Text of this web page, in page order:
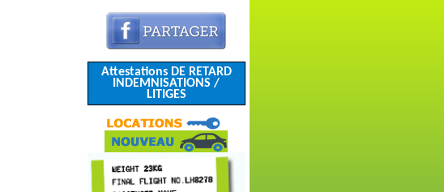
Attestations DE RETARD
INDEMNISATIONS /
LITIGES